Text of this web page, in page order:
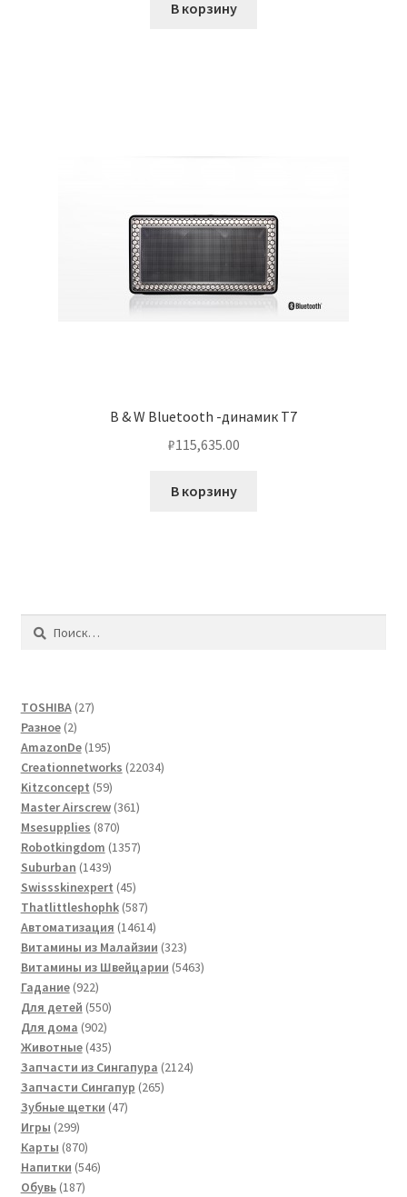
В корзину
B & W Bluetooth -динамик T7
₽115,635.00
В корзину
Найти:
TOSHIBA 2727
Разное 22
товара
AmazonDe 195195
товаров
Creationnetworks 2203422034
Kitzconcept 5959
товаров
Master Airscrew 361361
Msesupplies 870870
товаров
Robotkingdom 13571357
Suburban 14391439
товаров
Swissskinexpert 4545
товаров
Thatlittleshophk 587587
товаров
Автоматизация 1461414614
товаров
Витамины из Малайзии 323323
товара
Витамины из Швейцарии 54635463
Гадание 922922
товара
Для детей 550550
Для дома 902902
товара
Животные 435435
товаров
Запчасти из Сингапура 21242124
Запчасти Сингапур 265265
Зубные щетки 4747
Игры 299299
товаров
Карты 870870
товаров
Напитки 546546
Обувь 187187